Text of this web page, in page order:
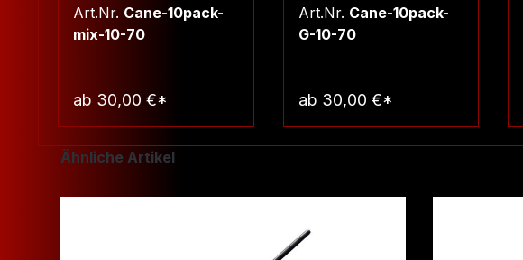
70cm
Art.Nr. Cane-10pack-
mix-10-70
ab 30,00 €*
Art.Nr. Cane-10pack-
G-10-70
ab 30,00 €*
Produktgalerie überspringen
Ähnliche Artikel